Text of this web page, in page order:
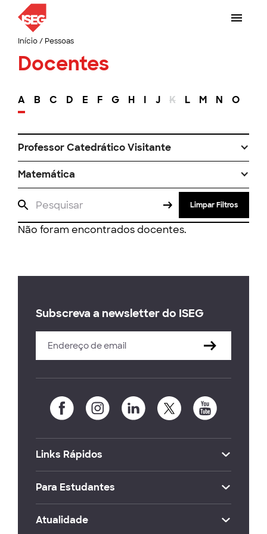
Início/ Pessoas
Docentes
A B C D E F G H I J K L M N O
Professor Catedrático Visitante
Matemática
Limpar Filtros
Não foram encontrados docentes.
Subscreva a newsletter do ISEG
Links Rápidos
Para Estudantes
Atualidade